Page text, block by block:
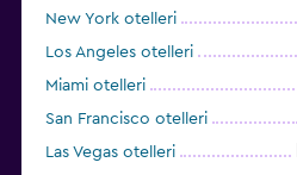
New York otelleri
Los Angeles otelleri
Miami otelleri
San Francisco otelleri
Las Vegas otelleri